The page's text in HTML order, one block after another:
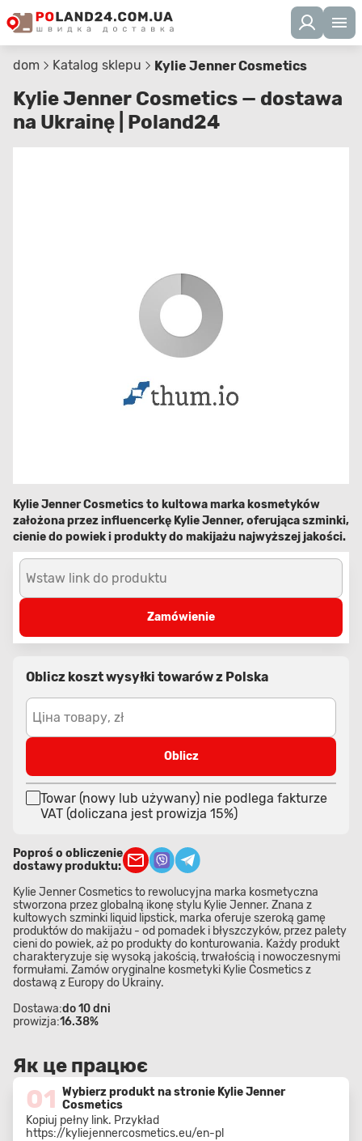
dom Katalog sklepu Kylie Jenner Cosmetics
Kylie Jenner Cosmetics — dostawa
na Ukrainę | Poland24
Kylie Jenner Cosmetics to kultowa marka kosmetyków
założona przez influencerkę Kylie Jenner, oferująca szminki,
cienie do powiek i produkty do makijażu najwyższej jakości.
Wstaw link do produktu
Zamówienie
Oblicz koszt wysyłki towarów z Polska
Ціна товару, zł
Oblicz
Towar (nowy lub używany) nie podlega fakturze
VAT (doliczana jest prowizja 15%)
Poproś o obliczenie
dostawy produktu:
Kylie Jenner Cosmetics to rewolucyjna marka kosmetyczna
stworzona przez globalną ikonę stylu Kylie Jenner. Znana z
kultowych szminki liquid lipstick, marka oferuje szeroką gamę
produktów do makijażu - od pomadek i błyszczyków, przez palety
cieni do powiek, aż po produkty do konturowania. Każdy produkt
charakteryzuje się wysoką jakością, trwałością i nowoczesnymi
formułami. Zamów oryginalne kosmetyki Kylie Cosmetics z
dostawą z Europy do Ukrainy.
Dostawa:do 10 dni
prowizja:16.38%
Як це працює
01 Wybierz produkt na stronie Kylie Jenner
Cosmetics
Kopiuj pełny link. Przykład
https://kyliejennercosmetics.eu/en-pl